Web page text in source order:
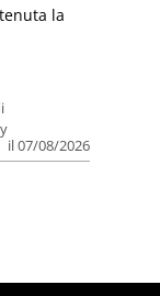
il 07/08/2026
la